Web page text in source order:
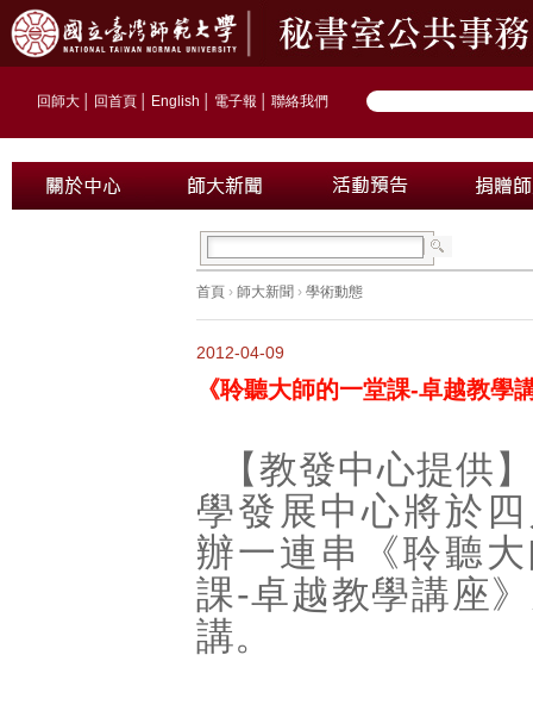
回師大 回首頁 English 電子報 聯絡我們
首頁 › 師大新聞 › 學術動態
2012-04-09
《聆聽大師的一堂課-卓越教學
【教發中心提供
學發展中心將於
辦一連串《聆聽
課-卓越教學講座
講。